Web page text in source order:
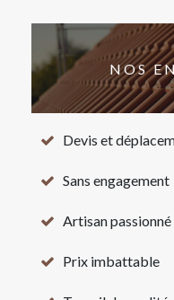
NOS
Devis et
Sans engagement
Artisan passionné
Prix imbattable